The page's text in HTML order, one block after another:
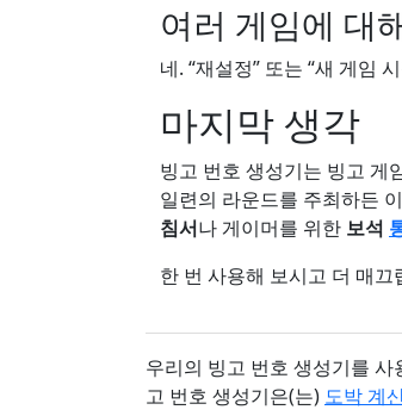
여러 게임에 대
네. “재설정” 또는 “새 게임
마지막 생각
빙고 번호 생성기는 빙고 게
일련의 라운드를 주최하든
침서나 게이머를 위한 보석
한 번 사용해 보시고 더 매
우리의 빙고 번호 생성기를
고 번호 생성기은(는) 도박 계